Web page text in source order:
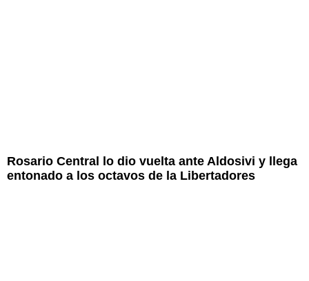
Rosario Central lo dio vuelta ante Aldosivi y llega
entonado a los octavos de la Libertadores